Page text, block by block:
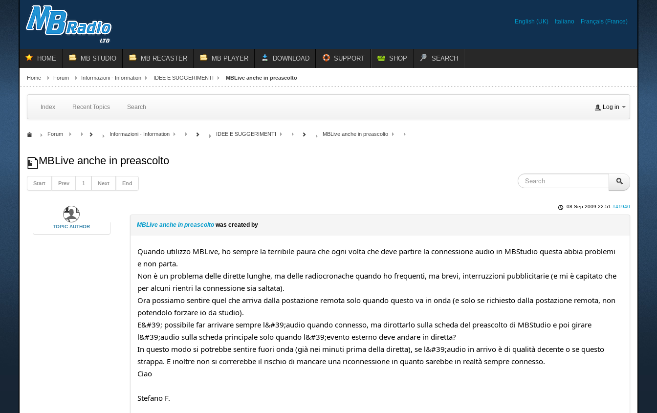
English (UK) Italiano Français (France)
HOME MB STUDIO MB RECASTER MB PLAYER DOWNLOAD SUPPORT SHOP SEARCH
Home Forum Informazioni - Information IDEE E SUGGERIMENTI MBLive anche in preascolto
Index Recent Topics Search Log in
Forum Informazioni - Information IDEE E SUGGERIMENTI MBLive anche in preascolto
MBLive anche in preascolto
Start Prev 1 Next End
TOPIC AUTHOR
08 Sep 2009 22:51 #41940
MBLive anche in preascoltowas created by
Quando utilizzo MBLive, ho sempre la terribile paura che ogni volta che deve partire la connessione audio in MBStudio questa abbia problemi
e non parta.
Non è un problema delle dirette lunghe, ma delle radiocronache quando ho frequenti, ma brevi, interruzzioni pubblicitarie (e mi è capitato che
per alcuni rientri la connessione sia saltata).
Ora possiamo sentire quel che arriva dalla postazione remota solo quando questo va in onda (e solo se richiesto dalla postazione remota, non
potendolo forzare io da studio).
E&#39; possibile far arrivare sempre l&#39;audio quando connesso, ma dirottarlo sulla scheda del preascolto di MBStudio e poi girare
l&#39;audio sulla scheda principale solo quando l&#39;evento esterno deve andare in diretta?
In questo modo si potrebbe sentire fuori onda (già nei minuti prima della diretta), se l&#39;audio in arrivo è di qualità decente o se questo
strappa. E inoltre non si correrebbe il rischio di mancare una riconnessione in quanto sarebbe in realtà sempre connesso.
Ciao
Stefano F.